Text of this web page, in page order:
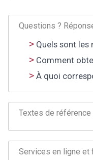
Questions ?
Quels sont
Comment
À quoi
Textes de référence
Services en ligne et